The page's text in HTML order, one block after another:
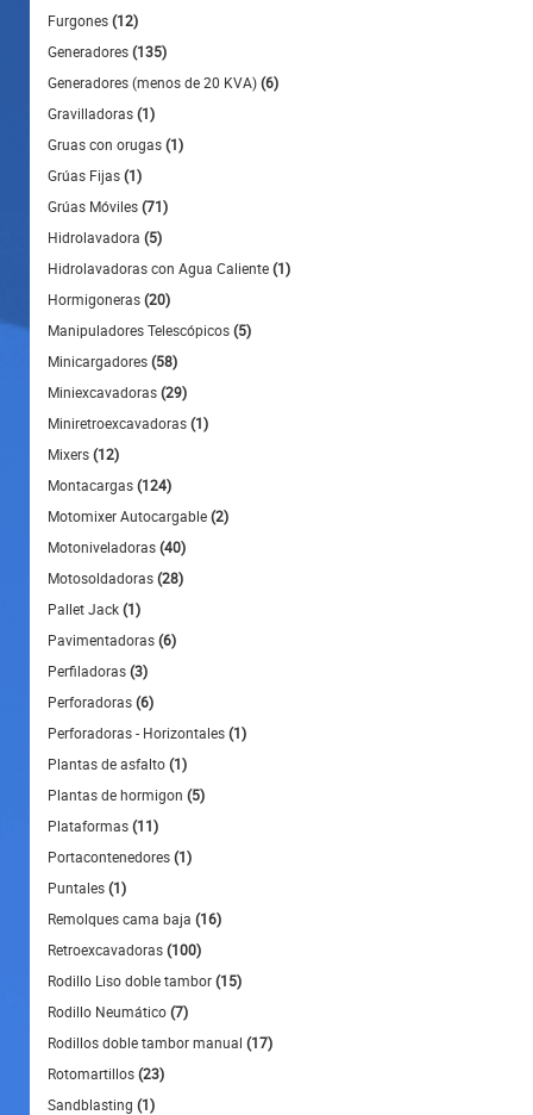
Furgones(12)
Generadores(135)
Generadores (menos de 20 KVA)(6)
Gravilladoras(1)
Gruas con orugas(1)
Grúas Fijas(1)
Grúas Móviles(71)
Hidrolavadora (5)
Hidrolavadoras con Agua Caliente(1)
Hormigoneras(20)
Manipuladores Telescópicos(5)
Minicargadores(58)
Miniexcavadoras(29)
Miniretroexcavadoras(1)
Mixers(12)
Montacargas(124)
Motomixer Autocargable(2)
Motoniveladoras(40)
Motosoldadoras(28)
Pallet Jack(1)
Pavimentadoras(6)
Perfiladoras(3)
Perforadoras(6)
Perforadoras - Horizontales(1)
Plantas de asfalto(1)
Plantas de hormigon (5)
Plataformas(11)
Portacontenedores(1)
Puntales(1)
Remolques cama baja (16)
Retroexcavadoras(100)
Rodillo Liso doble tambor(15)
Rodillo Neumático(7)
Rodillos doble tambor manual (17)
Rotomartillos(23)
Sandblasting (1)